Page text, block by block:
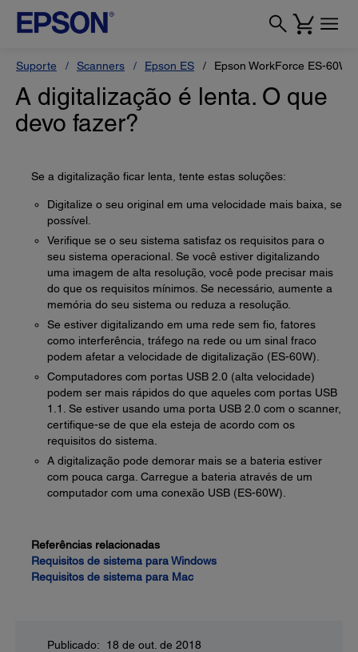
Suporte Scanners Epson ES Epson WorkForce ES-60W
A digitalização é lenta. O que
devo fazer?
Se a digitalização ficar lenta, tente estas soluções:
Digitalize o seu original em uma velocidade mais baixa, se
possível.
Verifique se o seu sistema satisfaz os requisitos para o
seu sistema operacional. Se você estiver digitalizando
uma imagem de alta resolução, você pode precisar mais
do que os requisitos mínimos. Se necessário, aumente a
memória do seu sistema ou reduza a resolução.
Se estiver digitalizando em uma rede sem fio, fatores
como interferência, tráfego na rede ou um sinal fraco
podem afetar a velocidade de digitalização (ES-60W).
Computadores com portas USB 2.0 (alta velocidade)
podem ser mais rápidos do que aqueles com portas USB
1.1. Se estiver usando uma porta USB 2.0 com o scanner,
certifique-se de que ela esteja de acordo com os
requisitos do sistema.
A digitalização pode demorar mais se a bateria estiver
com pouca carga. Carregue a bateria através de um
computador com uma conexão USB (ES-60W).
Referências relacionadas
Requisitos de sistema para Windows
Requisitos de sistema para Mac
Publicado: 18 de out. de 2018